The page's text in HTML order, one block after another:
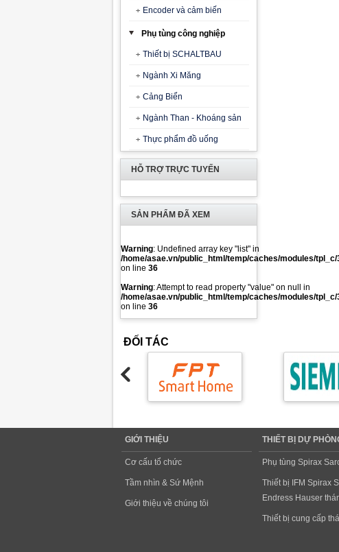
Encoder và cảm biến
Phụ tùng công nghiệp
Thiết bị SCHALTBAU
Ngành Xi Măng
Cảng Biển
Ngành Than - Khoáng sản
Thực phẩm đồ uống
HỖ TRỢ TRỰC TUYẾN
SẢN PHẨM ĐÃ XEM
Warning: Undefined array key "list" in
/home/asae.vn/public_html/temp/caches/modules/
on line 36
Warning: Attempt to read property "value" on null in
/home/asae.vn/public_html/temp/caches/modules/
on line 36
ĐỐI TÁC
GIỚI THIỆU
Cơ cấu tổ chức
Tầm nhìn & Sứ Mệnh
Giới thiệu về chúng tôi
THIẾT BỊ DỰ
Phụ tùng Spirax
Thiết bị IFM Spirax
Endress Hauser
Thiết bị cung cấp